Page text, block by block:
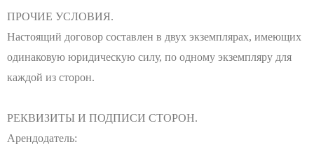
ПРОЧИЕ УСЛОВИЯ.
Настоящий договор составлен в двух экземплярах, имеющих
одинаковую юридическую силу, по одному экземпляру для
каждой из сторон.
РЕКВИЗИТЫ И ПОДПИСИ СТОРОН.
Арендодатель: